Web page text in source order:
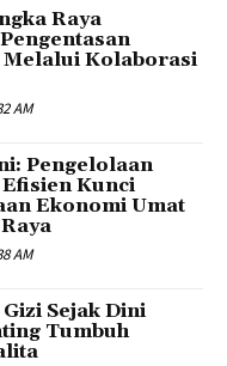
Raya
Melalui Kolaborasi
AM
Pengelolaan
Kunci
Ekonomi Umat
AM
Sejak Dini
Tumbuh